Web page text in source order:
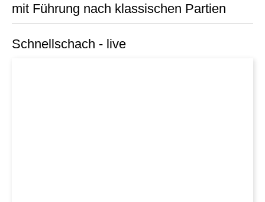
mit Führung nach klassischen Partien
Schnellschach - live